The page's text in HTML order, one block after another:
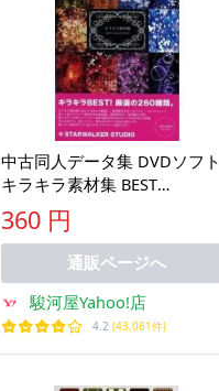
中古同人データ集 DVDソフト
キラキラ素材集 BEST
COLLECTION / STARWALKER
STUDIO
360 円
通販ページへ
駿河屋Yahoo!店
4.2 (43,061件)